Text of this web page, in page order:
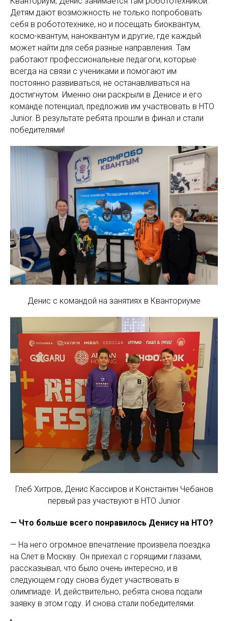
Детям дают возможность не только попробовать
себя в робототехнике, но и посещать биоквантум,
космо-квантум, наноквантум и другие, где каждый
может найти для себя разные направления. Там
работают профессиональные педагоги, которые
всегда на связи с учениками и помогают им
постоянно развиваться, не останавливаться на
достигнутом. Именно они раскрыли в Денисе и его
команде потенциал, предложив им участвовать в НТО
Junior. В результате ребята прошли в финал и стали
победителями!
Денис с командой на занятиях в Кванториуме
Глеб Хитров, Денис Кассиров и Константин Чебанов
первый раз участвуют в НТО Junior
— Что больше всего понравилось Денису на НТО?
— На него огромное впечатление произвела поездка
на Слет в Москву. Он приехал с горящими глазами,
рассказывал, что было очень интересно, и в
следующем году снова будет участвовать в
олимпиаде. И, действительно, ребята снова подали
заявку в этом году. И снова стали победителями.